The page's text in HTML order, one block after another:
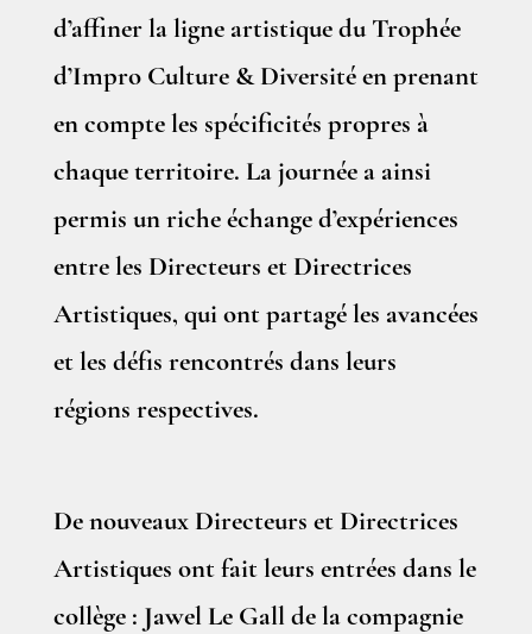
d’affiner la ligne artistique du Trophée
d’Impro Culture & Diversité en prenant
en compte les spécificités propres à
chaque territoire. La journée a ainsi
permis un riche échange d’expériences
entre les Directeurs et Directrices
Artistiques, qui ont partagé les avancées
et les défis rencontrés dans leurs
régions respectives.
De nouveaux Directeurs et Directrices
Artistiques ont fait leurs entrées dans le
collège : Jawel Le Gall de la compagnie